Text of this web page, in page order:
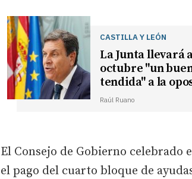
CASTILLA Y LEÓN
La Junta llevará
octubre "un
tendida" a la
Raúl Ruano
El Consejo de Gobierno celebrado
el pago del cuarto bloque de